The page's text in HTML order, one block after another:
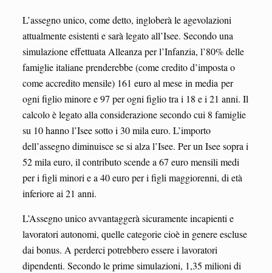
L’assegno unico, come detto, ingloberà le agevolazioni
attualmente esistenti e sarà legato all’Isee. Secondo una
simulazione effettuata Alleanza per l’Infanzia, l’80% delle
famiglie italiane prenderebbe (come credito d’imposta o
come accredito mensile) 161 euro al mese in media per
ogni figlio minore e 97 per ogni figlio tra i 18 e i 21 anni. Il
calcolo è legato alla considerazione secondo cui 8 famiglie
su 10 hanno l’Isee sotto i 30 mila euro. L’importo
dell’assegno diminuisce se si alza l’Isee. Per un Isee sopra i
52 mila euro, il contributo scende a 67 euro mensili medi
per i figli minori e a 40 euro per i figli maggiorenni, di età
inferiore ai 21 anni.
L’Assegno unico avvantaggerà sicuramente incapienti e
lavoratori autonomi, quelle categorie cioè in genere escluse
dai bonus. A perderci potrebbero essere i lavoratori
dipendenti. Secondo le prime simulazioni, 1,35 milioni di